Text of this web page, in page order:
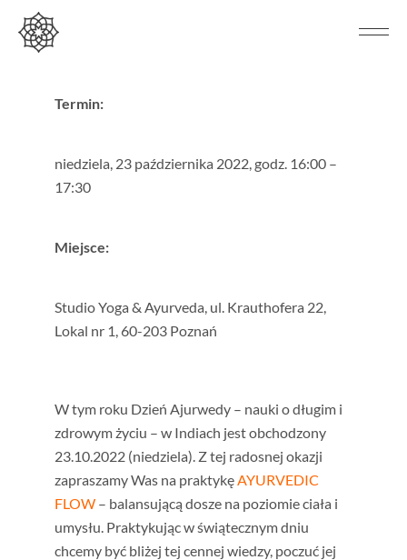
Termin:
niedziela, 23 października 2022, godz. 16:00 –
17:30
Miejsce:
Studio Yoga & Ayurveda, ul. Krauthofera 22,
Lokal nr 1, 60-203 Poznań
W tym roku Dzień Ajurwedy – nauki o długim i
zdrowym życiu – w Indiach jest obchodzony
23.10.2022 (niedziela). Z tej radosnej okazji
zapraszamy Was na praktykęAYURVEDIC
FLOW – balansującą dosze na poziomie ciała i
umysłu. Praktykując w świątecznym dniu
chcemy być bliżej tej cennej wiedzy, poczuć jej